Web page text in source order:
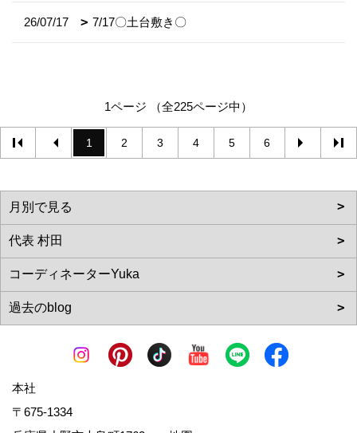
26/07/17 7/17〇土台敷き〇
1ページ （全225ページ中）
1 2 3 4 5 6
本社
〒675-1334